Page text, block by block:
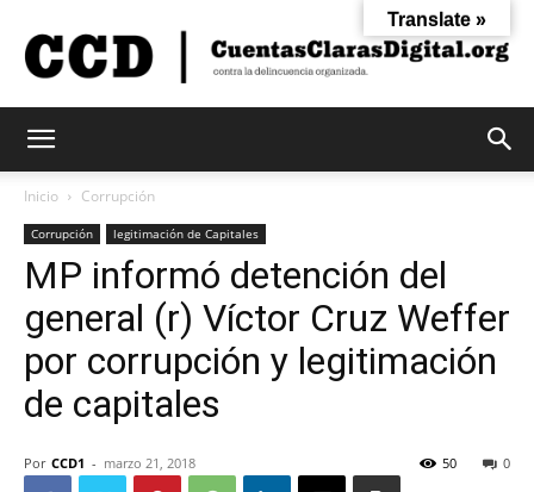
Claras
Digital
Inicio Corrupción
Corrupción legitimación de Capitales
MP informó detención del
general (r) Víctor Cruz Weffer
por corrupción y legitimación
de capitales
Por CCD1 - marzo 21, 2018 0
50
Translate »